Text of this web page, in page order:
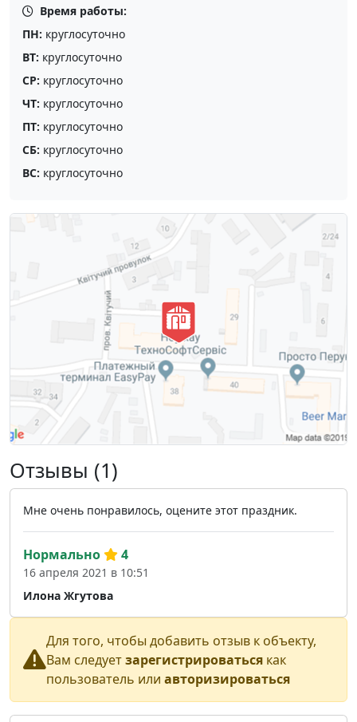
Время работы:
ПН: круглосуточно
ВТ: круглосуточно
СР: круглосуточно
ЧТ: круглосуточно
ПТ: круглосуточно
СБ: круглосуточно
ВС: круглосуточно
Отзывы (1)
Мне очень понравилось, оцените этот праздник.
Илона Жгутова
Нормально 4
16 апреля 2021 в 10:51
Для того, чтобы добавить отзыв к объекту,
Вам следуетзарегистрироваться как
пользователь или авторизироваться